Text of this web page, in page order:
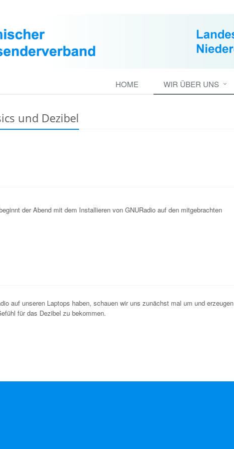
HOME WIR ÜBER UNS
und Dezibel
der Abend mit dem Installieren von GNURadio auf den mitgebrachten
auf unseren Laptops haben, schauen wir uns zunächst mal um und erzeugen
für das Dezibel zu bekommen.